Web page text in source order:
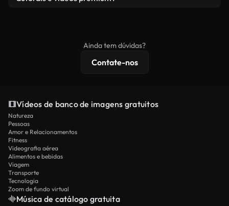
licenciamento estendidas.
Ainda tem dúvidas?
Contate-nos
Vídeos de banco de imagens gratuitos
Natureza
Pessoas
Amor e Relacionamentos
Fitness
Videografia aérea
Alimentos e bebidas
Viagem
Transporte
Tecnologia
Zoom de fundo virtual
Música de catálogo gratuita